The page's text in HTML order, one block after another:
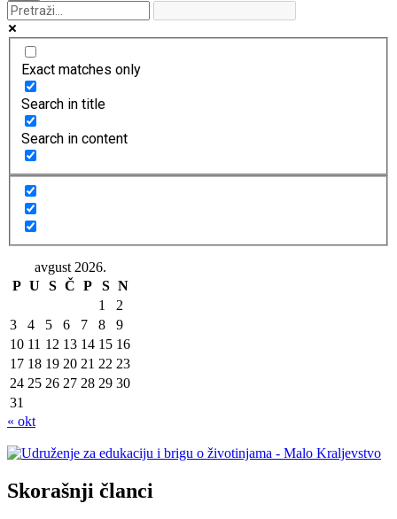
Exact matches only
Search in title
Search in content
avgust 2026.
P U S Č P S N
1
2
3
4 5 6 7 8
9
10 11 12 13 14 15 16
17 18 19 20 21 22 23
24 25 26 27 28 29 30
31
« okt
Skorašnji članci